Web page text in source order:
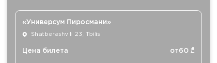
«Универсум Пиросмани»
Shatberashvili 23, Tbilisi
Цена билета от60 ₾